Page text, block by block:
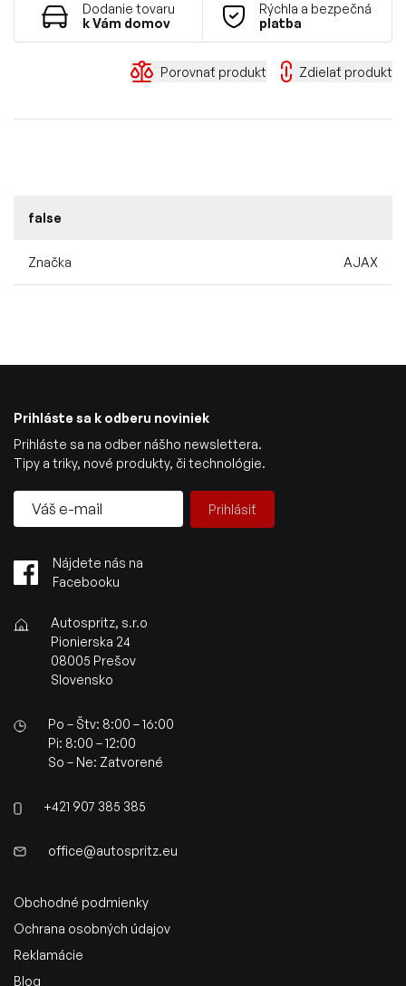
Dodanie tovaru
k Vám domov
Rýchla a bezpečná
platba
Porovnať produkt Zdielať produkt
false
Značka AJAX
Prihláste sa k odberu noviniek
Prihláste sa na odber nášho newslettera.
Tipy a triky, nové produkty, či technológie.
Prihlásiť
Nájdete nás na
Facebooku
Autospritz, s.r.o
Pionierska 24
08005 Prešov
Slovensko
Po – Štv: 8:00 – 16:00
Pi: 8:00 – 12:00
So – Ne: Zatvorené
+421 907 385 385
office@autospritz.eu
Obchodné podmienky
Ochrana osobných údajov
Reklamácie
Blog